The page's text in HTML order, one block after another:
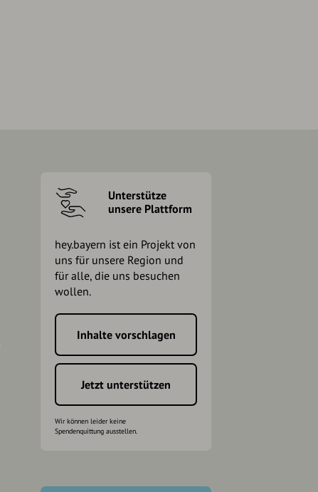
Unterstütze
unsere Plattform
hey.bayern ist ein Projekt von
uns für unsere Region und
für alle, die uns besuchen
wollen.
Inhalte vorschlagen
Jetzt unterstützen
Wir können leider keine
Spendenquittung ausstellen.